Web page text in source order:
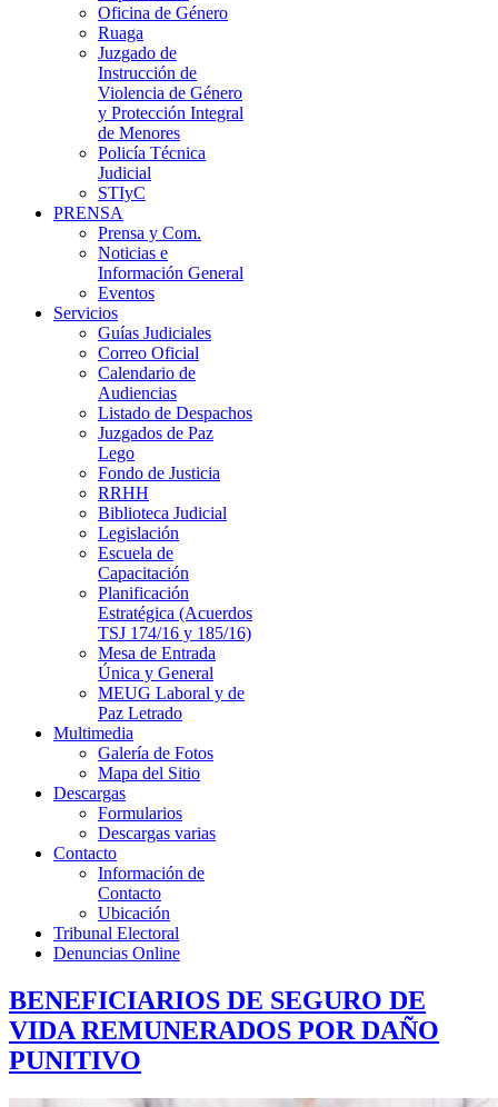
Oficina de Género
Ruaga
Juzgado de
Instrucción de
Violencia de Género
y Protección Integral
de Menores
Policía Técnica
Judicial
STIyC
PRENSA
Prensa y Com.
Noticias e
Información General
Eventos
Servicios
Guías Judiciales
Correo Oficial
Calendario de
Audiencias
Listado de Despachos
Juzgados de Paz
Lego
Fondo de Justicia
RRHH
Biblioteca Judicial
Legislación
Escuela de
Capacitación
Planificación
Estratégica (Acuerdos
TSJ 174/16 y 185/16)
Mesa de Entrada
Única y General
MEUG Laboral y de
Paz Letrado
Multimedia
Galería de Fotos
Mapa del Sitio
Descargas
Formularios
Descargas varias
Contacto
Información de
Contacto
Ubicación
Tribunal Electoral
Denuncias Online
BENEFICIARIOS DE SEGURO DE
VIDA REMUNERADOS POR DAÑO
PUNITIVO